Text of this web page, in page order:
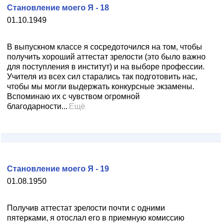
01.10.1949
Становление моего Я - 18
В выпускном классе я сосредоточился на том, чтобы
получить хороший аттестат зрелости (это было важно
для поступления в институт) и на выборе профессии.
Учителя из всех сил старались так подготовить нас,
чтобы мы могли выдержать конкурсные экзамены.
Вспоминаю их с чувством огромной
благодарности... Ещё
01.08.1950
Становление моего Я - 19
Получив аттестат зрелости почти с одними
пятерками, я отослал его в приемную комиссию